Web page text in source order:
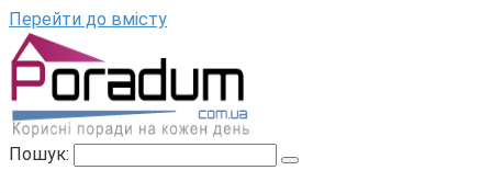
Перейти до вмісту
Пошук: